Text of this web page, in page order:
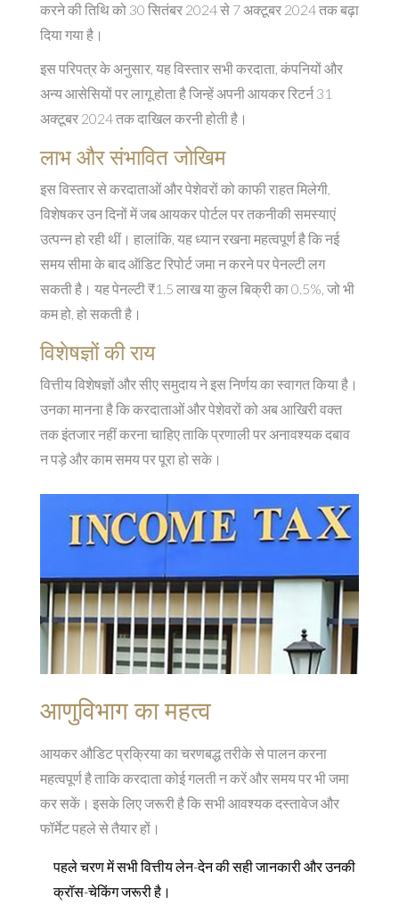
करने की तिथि को 30 सितंबर 2024 से 7 अक्टूबर 2024 तक बढ़ा
दिया गया है।
इस परिपत्र के अनुसार, यह विस्तार सभी करदाता, कंपनियों और
अन्य आसेसियों पर लागू होता है जिन्हें अपनी आयकर रिटर्न 31
अक्टूबर 2024 तक दाखिल करनी होती है।
लाभ और संभावित जोखिम
इस विस्तार से करदाताओं और पेशेवरों को काफी राहत मिलेगी,
विशेषकर उन दिनों में जब आयकर पोर्टल पर तकनीकी समस्याएं
उत्पन्न हो रही थीं। हालांकि, यह ध्यान रखना महत्वपूर्ण है कि नई
समय सीमा के बाद ऑडिट रिपोर्ट जमा न करने पर पेनल्टी लग
सकती है। यह पेनल्टी ₹1.5 लाख या कुल बिक्री का 0.5%, जो भी
कम हो, हो सकती है।
विशेषज्ञों की राय
वित्तीय विशेषज्ञों और सीए समुदाय ने इस निर्णय का स्वागत किया है।
उनका मानना है कि करदाताओं और पेशेवरों को अब आखिरी वक्त
तक इंतजार नहीं करना चाहिए ताकि प्रणाली पर अनावश्यक दबाव
न पड़े और काम समय पर पूरा हो सके।
आणुविभाग का महत्व
आयकर औडिट प्रक्रिया का चरणबद्ध तरीके से पालन करना
महत्वपूर्ण है ताकि करदाता कोई गलती न करें और समय पर भी जमा
कर सकें। इसके लिए जरूरी है कि सभी आवश्यक दस्तावेज और
फॉर्मेट पहले से तैयार हों।
पहले चरण में सभी वित्तीय लेन-देन की सही जानकारी और उनकी
क्रॉस-चेकिंग जरूरी है।